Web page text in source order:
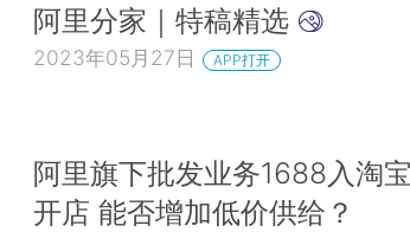
阿里分家｜特稿精选
2023年05月27日 APP打开
阿里旗下批发业务1688入淘宝
开店 能否增加低价供给？